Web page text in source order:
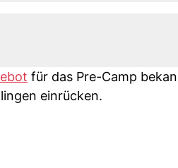
für das Pre-Camp
einrücken.